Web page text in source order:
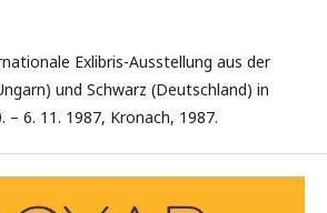
Exlibris-Ausstellung aus der
und Schwarz (Deutschland) in
– 6. 11. 1987, Kronach, 1987.